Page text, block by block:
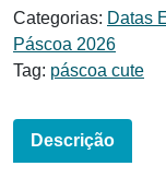
Categorias: Datas
Páscoa 2026
Tag: páscoa cute
Descrição